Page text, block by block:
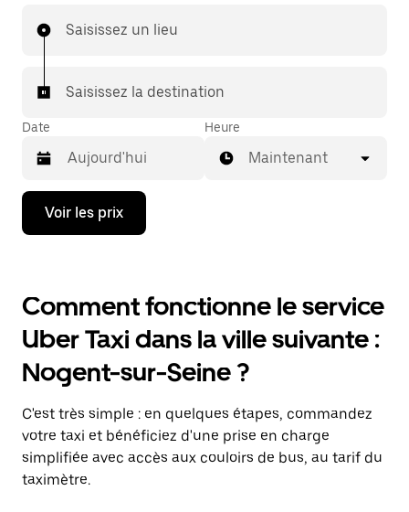
Saisissez un lieu
Saisissez la destination
Date
Appuyez
la
bas
pour
ouvrir
le
calendrier
et
une
date.
Appuyez
sur
la
Heure
Maintenant
Voir les prix
Comment fonctionne le service
Uber Taxi dans la ville suivante :
Nogent-sur-Seine ?
C'est très simple : en quelques étapes, commandez
votre taxi et bénéficiez d'une prise en charge
simplifiée avec accès aux couloirs de bus, au tarif du
taximètre.